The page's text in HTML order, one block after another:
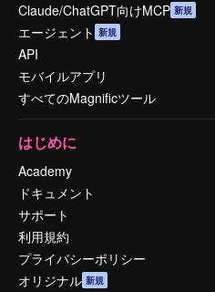
Claude/ChatGPT向けMCP 新規
エージェント 新規
API
モバイルアプリ
すべてのMagnificツール
はじめに
Academy
ドキュメント
サポート
利用規約
プライバシーポリシー
オリジナル 新規